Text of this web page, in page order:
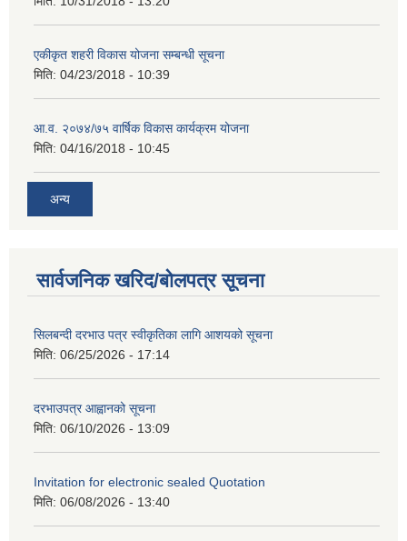
एकीकृत शहरी विकास योजना सम्बन्धी सूचना
मिति: 04/23/2018 - 10:39
आ.व. २०७४/७५ वार्षिक विकास कार्यक्रम योजना
मिति: 04/16/2018 - 10:45
अन्य
सार्वजनिक खरिद/बोलपत्र सूचना
सिलबन्दी दरभाउ पत्र स्वीकृतिका लागि आशयको सूचना
मिति: 06/25/2026 - 17:14
दरभाउपत्र आह्वानको सूचना
मिति: 06/10/2026 - 13:09
Invitation for electronic sealed Quotation
मिति: 06/08/2026 - 13:40